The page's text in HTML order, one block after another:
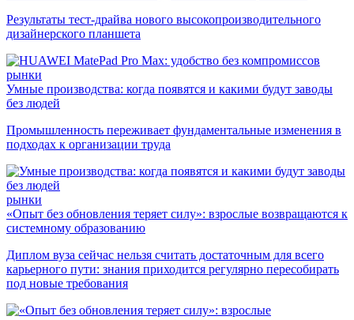
Результаты тест-драйва нового высокопроизводительного
дизайнерского планшета
рынки
Умные производства: когда появятся и какими будут заводы
без людей
Промышленность переживает фундаментальные изменения в
подходах к организации труда
рынки
«Опыт без обновления теряет силу»: взрослые возвращаются к
системному образованию
Диплом вуза сейчас нельзя считать достаточным для всего
карьерного пути: знания приходится регулярно пересобирать
под новые требования